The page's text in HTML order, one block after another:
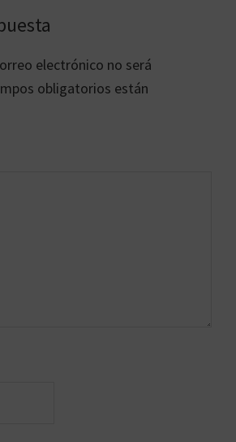
electrónico no será
obligatorios están